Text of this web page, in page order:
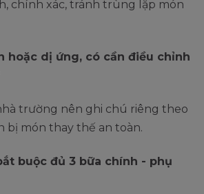
chính xác, tránh trùng lặp món
hoặc dị ứng, có cần điều chỉnh
trường nên ghi chú riêng theo
bị món thay thế an toàn.
buộc đủ 3 bữa chính - phụ